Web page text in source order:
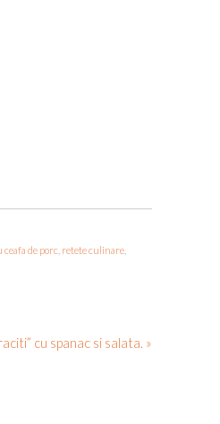
ceafa de porc retete culinare
cu spanac si salata. »